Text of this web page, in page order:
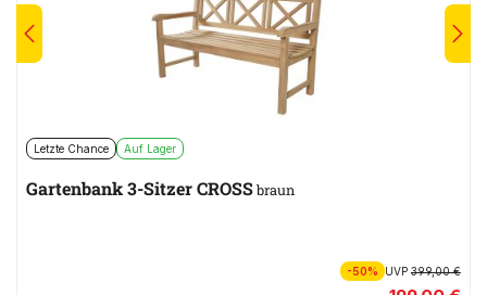
Letzte Chance Auf Lager
Gartenbank 3-Sitzer CROSSbraun
-50% UVP399,00 €